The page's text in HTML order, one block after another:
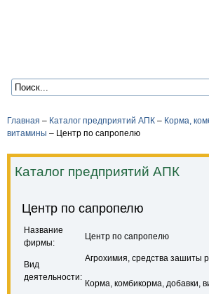
Главная – Каталог предприятий АПК – Корма,
витамины – Центр по сапропелю
Каталог предприятий АПК
Центр по сапропелю
Название
фирмы:
Центр по сапропелю
Вид
деятельности:
Агрохимия, средства зашиты
Корма, комбикорма, добавки,